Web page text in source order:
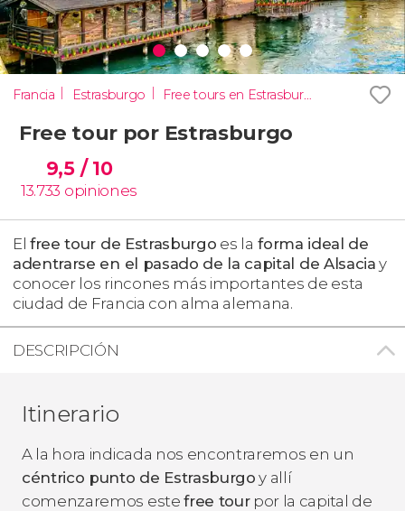
Francia Estrasburgo Free tours en Estrasburgo
Free tour por Estrasburgo
9,5 / 10
13.733 opiniones
Elfree tour de Estrasburgo es la forma ideal de
adentrarse en el pasado de la capital de Alsacia y
conocer los rincones más importantes de esta
ciudad de Francia con alma alemana.
DESCRIPCIÓN
Itinerario
A la hora indicada nos encontraremos en un
céntrico punto de Estrasburgo y allí
comenzaremos estefree tourpor la capital de